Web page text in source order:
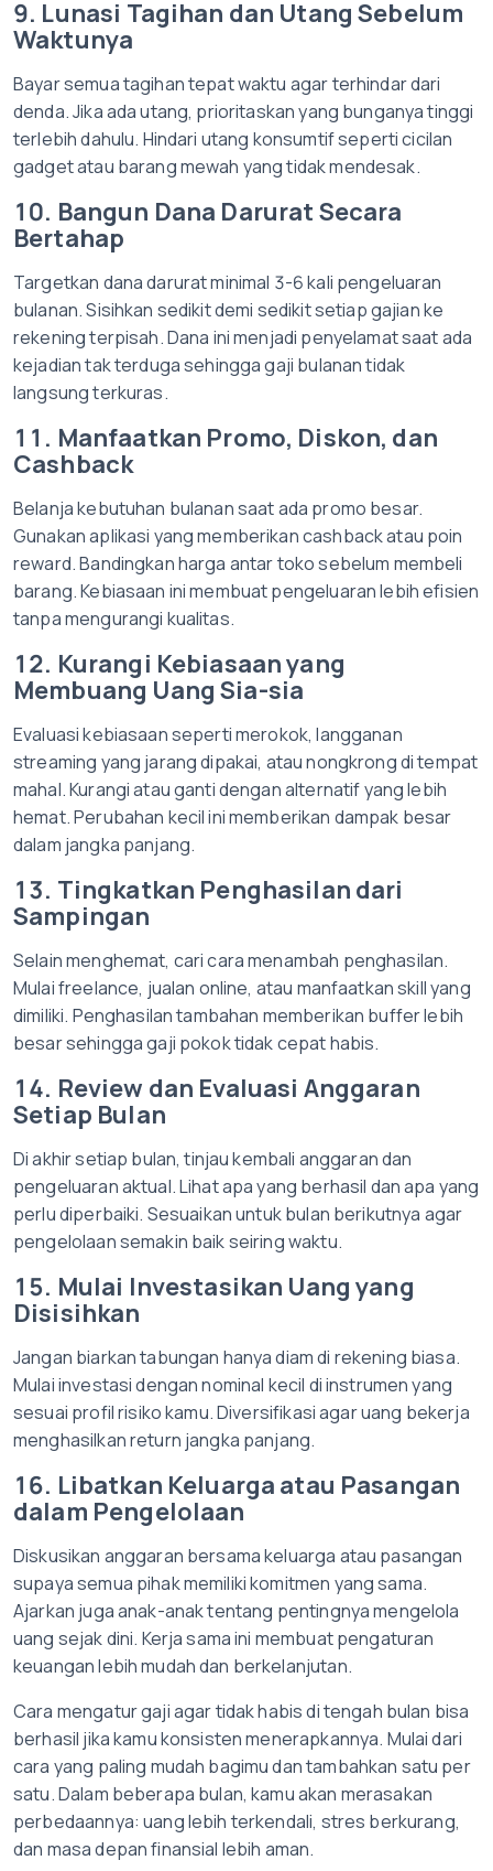
9. Lunasi Tagihan dan Utang Sebelum
Waktunya
Bayar semua tagihan tepat waktu agar terhindar dari
denda. Jika ada utang, prioritaskan yang bunganya tinggi
terlebih dahulu. Hindari utang konsumtif seperti cicilan
gadget atau barang mewah yang tidak mendesak.
10. Bangun Dana Darurat Secara
Bertahap
Targetkan dana darurat minimal 3-6 kali pengeluaran
bulanan. Sisihkan sedikit demi sedikit setiap gajian ke
rekening terpisah. Dana ini menjadi penyelamat saat ada
kejadian tak terduga sehingga gaji bulanan tidak
langsung terkuras.
11. Manfaatkan Promo, Diskon, dan
Cashback
Belanja kebutuhan bulanan saat ada promo besar.
Gunakan aplikasi yang memberikan cashback atau poin
reward. Bandingkan harga antar toko sebelum membeli
barang. Kebiasaan ini membuat pengeluaran lebih efisien
tanpa mengurangi kualitas.
12. Kurangi Kebiasaan yang
Membuang Uang Sia-sia
Evaluasi kebiasaan seperti merokok, langganan
streaming yang jarang dipakai, atau nongkrong di tempat
mahal. Kurangi atau ganti dengan alternatif yang lebih
hemat. Perubahan kecil ini memberikan dampak besar
dalam jangka panjang.
13. Tingkatkan Penghasilan dari
Sampingan
Selain menghemat, cari cara menambah penghasilan.
Mulai freelance, jualan online, atau manfaatkan skill yang
dimiliki. Penghasilan tambahan memberikan buffer lebih
besar sehingga gaji pokok tidak cepat habis.
14. Review dan Evaluasi Anggaran
Setiap Bulan
Di akhir setiap bulan, tinjau kembali anggaran dan
pengeluaran aktual. Lihat apa yang berhasil dan apa yang
perlu diperbaiki. Sesuaikan untuk bulan berikutnya agar
pengelolaan semakin baik seiring waktu.
15. Mulai Investasikan Uang yang
Disisihkan
Jangan biarkan tabungan hanya diam di rekening biasa.
Mulai investasi dengan nominal kecil di instrumen yang
sesuai profil risiko kamu. Diversifikasi agar uang bekerja
menghasilkan return jangka panjang.
16. Libatkan Keluarga atau Pasangan
dalam Pengelolaan
Diskusikan anggaran bersama keluarga atau pasangan
supaya semua pihak memiliki komitmen yang sama.
Ajarkan juga anak-anak tentang pentingnya mengelola
uang sejak dini. Kerja sama ini membuat pengaturan
keuangan lebih mudah dan berkelanjutan.
Cara mengatur gaji agar tidak habis di tengah bulan bisa
berhasil jika kamu konsisten menerapkannya. Mulai dari
cara yang paling mudah bagimu dan tambahkan satu per
satu. Dalam beberapa bulan, kamu akan merasakan
perbedaannya: uang lebih terkendali, stres berkurang,
dan masa depan finansial lebih aman.